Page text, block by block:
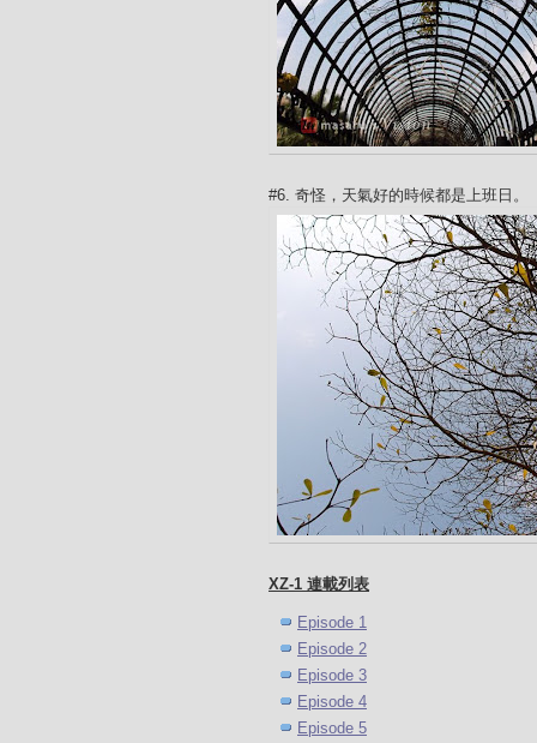
#6. 奇怪，天氣好的時候都是上班日。
XZ-1 連載列表
Episode 1
Episode 2
Episode 3
Episode 4
Episode 5